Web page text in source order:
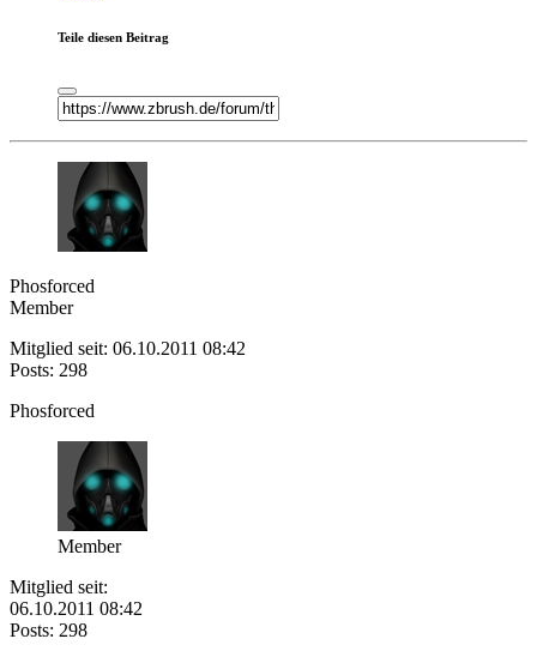
Teile diesen Beitrag
Phosforced
Member
Mitglied seit: 06.10.2011 08:42
Posts: 298
Phosforced
Member
Mitglied seit:
06.10.2011 08:42
Posts: 298